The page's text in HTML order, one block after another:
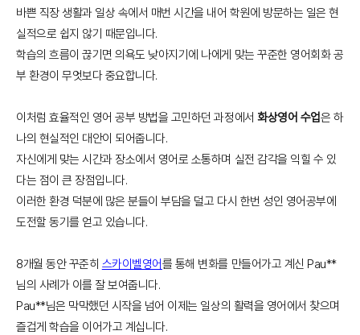
바쁜 직장 생활과 일상 속에서 매번 시간을 내어 학원에 방문하는 일은 현
실적으로 쉽지 않기 때문입니다.
학습의 흐름이 끊기면 의욕도 낮아지기에 나에게 맞는 꾸준한 영어회화 공
부 환경이 무엇보다 중요합니다.
이처럼 효율적인 영어 공부 방법을 고민하던 과정에서화상영어 수업은 하
나의 현실적인 대안이 되어줍니다.
자신에게 맞는 시간과 장소에서 영어로 소통하며 실전 감각을 익힐 수 있
다는 점이 큰 장점입니다.
이러한 환경 덕분에 많은 분들이 부담을 덜고 다시 한번 성인 영어공부에
도전할 동기를 얻고 있습니다.
8개월 동안 꾸준히 스카이벨영어를 통해 변화를 만들어가고 계신 Pau**
님의 사례가 이를 잘 보여줍니다.
Pau**님은 막막했던 시작을 넘어 이제는 일상의 활력을 영어에서 찾으며
즐겁게 학습을 이어가고 계십니다.